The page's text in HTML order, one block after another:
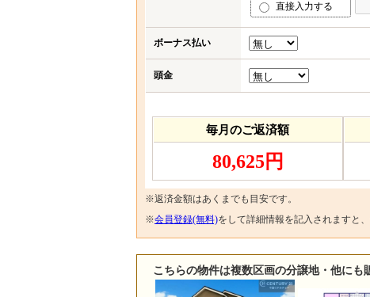
直接入力する
ボーナス払い
頭金
毎月のご返済額
80,625円
※返済金額はあくまでも目安です。
※会員登録(無料)をして詳細情報を記入されますと
こちらの物件は複数区画の分譲地・他にも